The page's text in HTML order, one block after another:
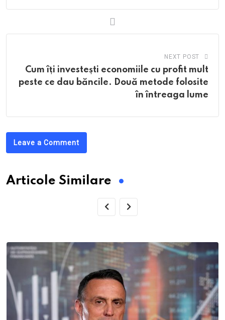
NEXT POST
Cum îți investești economiile cu profit mult
peste ce dau băncile. Două metode folosite
în întreaga lume
Leave a Comment
Articole Similare